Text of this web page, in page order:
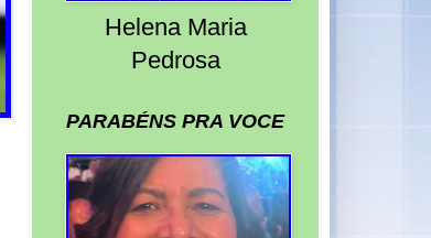
Helena Maria
Pedrosa
PARABÉNS PRA VOCE